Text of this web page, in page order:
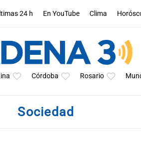
24 h En YouTube Clima
Córdoba Rosario
Sociedad